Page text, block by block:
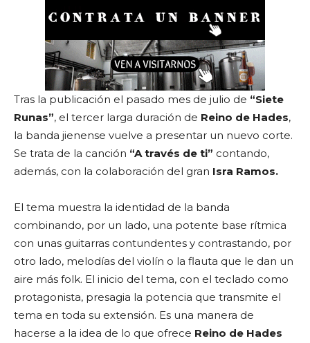
Tras la publicación el pasado mes de julio de “Siete
Runas”, el tercer larga duración de Reino de Hades,
la banda jienense vuelve a presentar un nuevo corte.
Se trata de la canción “A través de ti” contando,
además, con la colaboración del gran Isra Ramos.
El tema muestra la identidad de la banda
combinando, por un lado, una potente base rítmica
con unas guitarras contundentes y contrastando, por
otro lado, melodías del violín o la flauta que le dan un
aire más folk. El inicio del tema, con el teclado como
protagonista, presagia la potencia que transmite el
tema en toda su extensión. Es una manera de
hacerse a la idea de lo que ofrece Reino de Hades